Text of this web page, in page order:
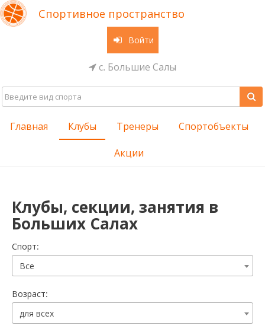
Спортивное пространство
Войти
с. Большие Салы
Главная Клубы Тренеры Спортобъекты
Акции
Клубы, секции, занятия в
Больших Салах
Cпорт:
Все
Возраст:
для всех